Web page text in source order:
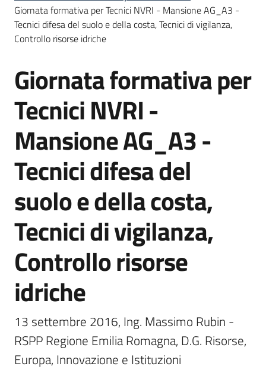
Suoli
Cartografia
banche
dati
Divulgazione
Seguici
su
Giornata formativa per Tecnici NVRI - Mansione AG_A3 -
Tecnici difesa del suolo e della costa, Tecnici di vigilanza,
Controllo risorse idriche
Giornata formativa per
Tecnici NVRI -
Mansione AG_A3 -
Tecnici difesa del
suolo e della costa,
Tecnici di vigilanza,
Controllo risorse
idriche
13 settembre 2016, Ing. Massimo Rubin -
RSPP Regione Emilia Romagna, D.G. Risorse,
Europa, Innovazione e Istituzioni